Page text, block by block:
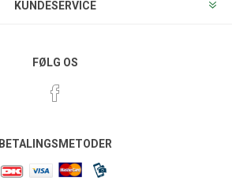
KUNDESERVICE
FØLG OS
BETALINGSMETODER